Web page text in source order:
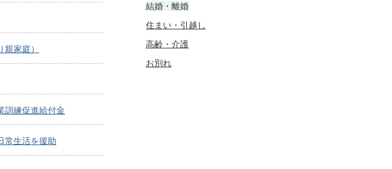
家庭）
訓練促進給付金
常生活を援助
結婚・離婚
住まい・引越し
高齢・介護
お別れ